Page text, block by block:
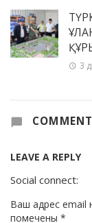
3
LEAVE A REPLY
Social connect:
Ваш адрес email
помечены *